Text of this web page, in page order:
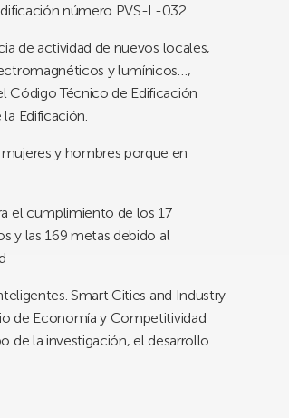
número PVS-L-032.
de actividad de nuevos locales,
y lumínicos…,
Código Técnico de Edificación
Edificación.
y hombres porque en
el cumplimiento de los 17
y las 169 metas debido al
Smart Cities and Industry
de Economía y Competitividad
de la investigación, el desarrollo